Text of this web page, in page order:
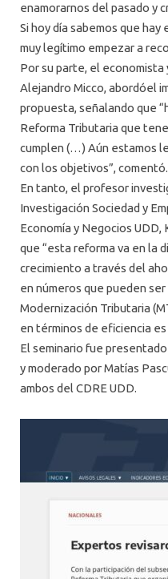
enamorarnos del pasado y
Si hoy día sabemos que
muy legítimo empezar a
Por su parte, el economista
Alejandro Micco, abordóel
propuesta, señalando que
Reforma Tributaria que
cumplen (…) Aún estamos
con los objetivos”, comentó.
En tanto, el profesor
Investigación Sociedad y
Economía y Negocios UDD,
que “esta reforma va en la
crecimiento a través del
en números que pueden
Modernización Tributaria
en términos de eficiencia es
El seminario fue
y moderado por Matías
ambos del CDRE UDD.